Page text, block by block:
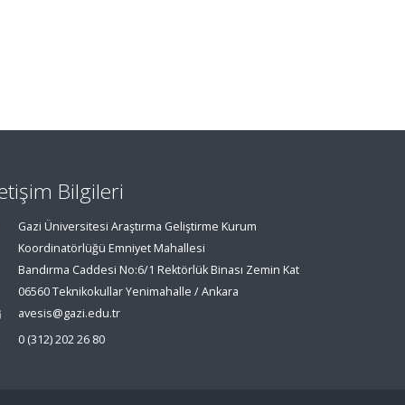
Bilgileri
Gazi Üniversitesi Araştırma Geliştirme Kurum
Koordinatörlüğü Emniyet Mahallesi
Bandırma Caddesi No:6/1 Rektörlük Binası Zemin Kat
06560 Teknikokullar Yenimahalle / Ankara
avesis@gazi.edu.tr
0 (312) 202 26 80